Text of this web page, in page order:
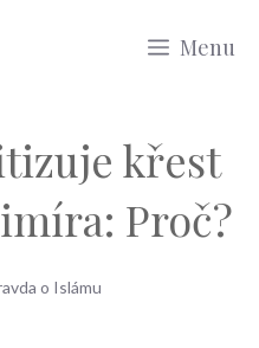
Menu
křest
Proč?
o Islámu